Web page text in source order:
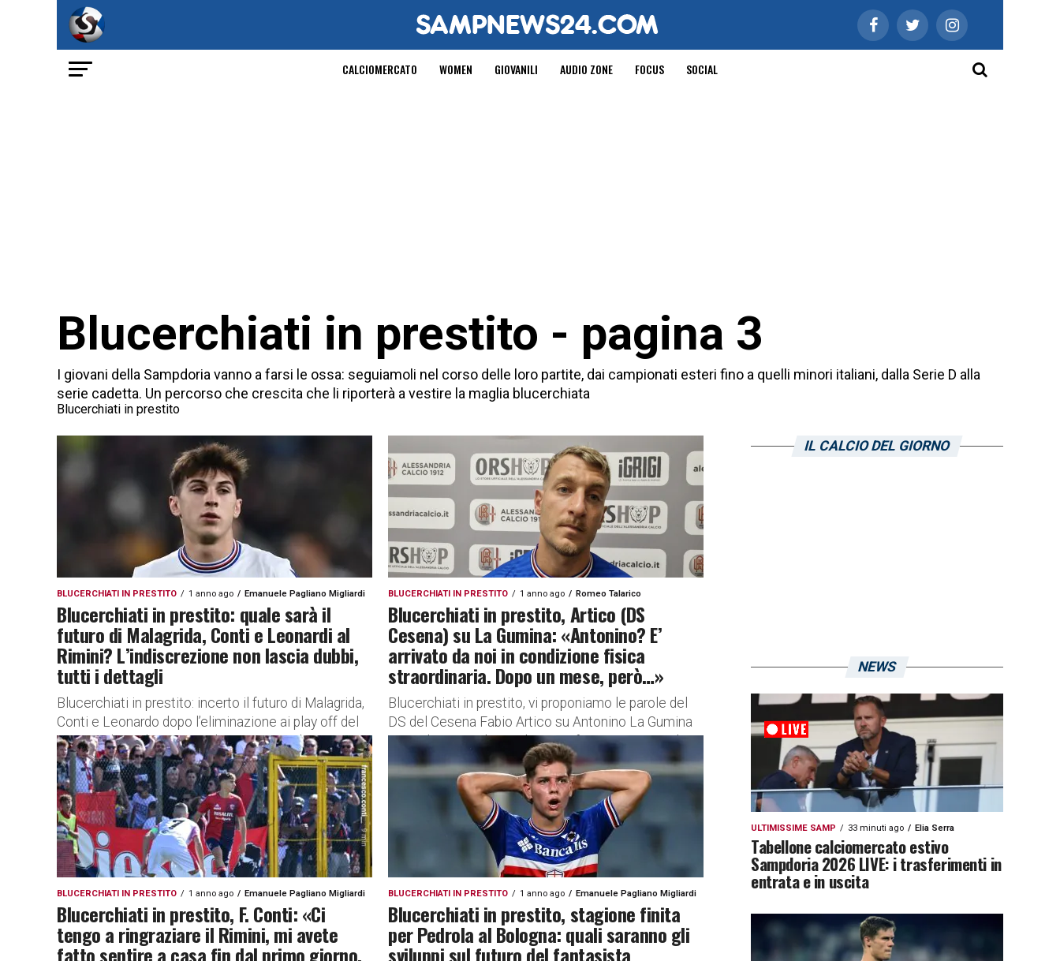
CALCIOMERCATO WOMEN GIOVANILI AUDIO ZONE FOCUS SOCIAL
Blucerchiati in prestito - pagina 3
I giovani della Sampdoria vanno a farsi le ossa: seguiamoli nel corso delle loro partite, dai campionati esteri fino a quelli minori italiani, dalla Serie D alla
serie cadetta. Un percorso che crescita che li riporterà a vestire la maglia blucerchiata
Blucerchiati in prestito
BLUCERCHIATI IN PRESTITO 1 anno ago Emanuele Pagliano Migliardi
Blucerchiati in prestito: quale sarà il
futuro di Malagrida, Conti e Leonardi al
Rimini? L’indiscrezione non lascia dubbi,
tutti i dettagli
Blucerchiati in prestito: incerto il futuro di Malagrida,
Conti e Leonardo dopo l’eliminazione ai play off del
Rimini. I dettagli In attesa di capire in quale...
BLUCERCHIATI IN PRESTITO 1 anno ago Romeo Talarico
Blucerchiati in prestito, Artico (DS
Cesena) su La Gumina: «Antonino? E’
arrivato da noi in condizione fisica
straordinaria. Dopo un mese, però…»
Blucerchiati in prestito, vi proponiamo le parole del
DS del Cesena Fabio Artico su Antonino La Gumina
Ecco di seguito le parole in conferenza stampa di...
BLUCERCHIATI IN PRESTITO 1 anno ago Emanuele Pagliano Migliardi
Blucerchiati in prestito, F. Conti: «Ci
tengo a ringraziare il Rimini, mi avete
fatto sentire a casa fin dal primo giorno.
BLUCERCHIATI IN PRESTITO 1 anno ago Emanuele Pagliano Migliardi
Blucerchiati in prestito, stagione finita
per Pedrola al Bologna: quali saranno gli
sviluppi sul futuro del fantasista
IL CALCIO DEL GIORNO
NEWS
ULTIMISSIME SAMP 33 minuti ago Elia Serra
Tabellone calciomercato estivo
Sampdoria 2026 LIVE: i trasferimenti in
entrata e in uscita